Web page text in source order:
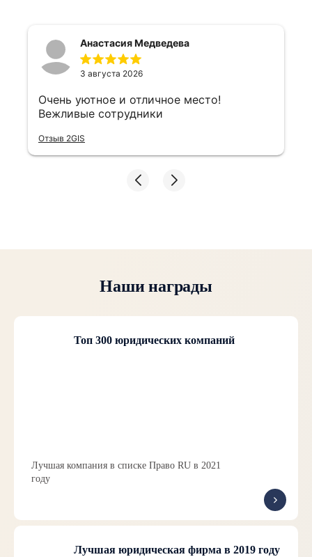
Наши награды
Топ 300 юридических компаний
Лучшая компания в списке Право RU в 2021
году
Лучшая юридическая фирма в 2019 году